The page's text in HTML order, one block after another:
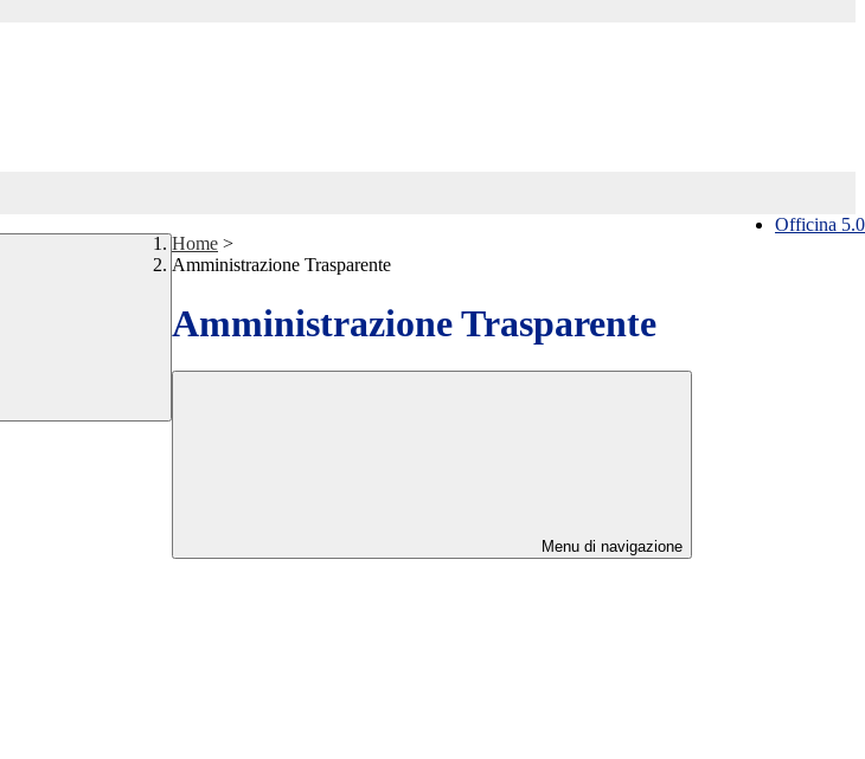
Officina 5.0
Home >
Amministrazione Trasparente
Amministrazione Trasparente
Menu di navigazione